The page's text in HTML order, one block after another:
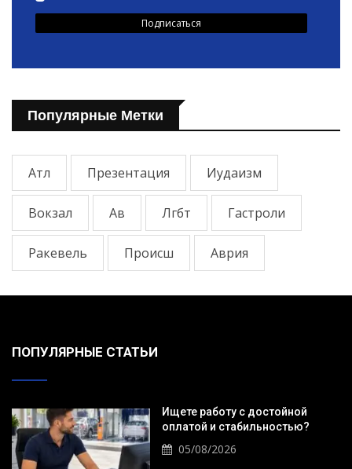
Популярные Метки
Атл Презентация Иудаизм
Вокзал Ав Лгбт Гастроли
Ракевель Происш Аврия
ПОПУЛЯРНЫЕ СТАТЬИ
Ищете работу с достойной
оплатой и стабильностью?
05/08/2026